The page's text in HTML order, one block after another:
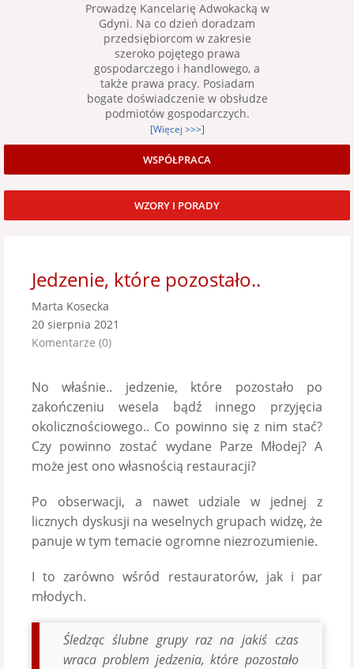
Prowadzę Kancelarię Adwokacką w
Gdyni. Na co dzień doradzam
przedsiębiorcom w zakresie
szeroko pojętego prawa
gospodarczego i handlowego, a
także prawa pracy. Posiadam
bogate doświadczenie w obsłudze
podmiotów gospodarczych.
[Więcej >>>]
WSPÓŁPRACA
WZORY I PORADY
Jedzenie, które pozostało..
Marta Kosecka
20 sierpnia 2021
Komentarze (0)
No właśnie.. jedzenie, które pozostało po
zakończeniu wesela bądź innego przyjęcia
okolicznościowego.. Co powinno się z nim stać?
Czy powinno zostać wydane Parze Młodej? A
może jest ono własnością restauracji?
Po obserwacji, a nawet udziale w jednej z
licznych dyskusji na weselnych grupach widzę, że
panuje w tym temacie ogromne niezrozumienie.
I to zarówno wśród restauratorów, jak i par
młodych.
Śledząc ślubne grupy raz na jakiś czas
wraca problem jedzenia, które pozostało